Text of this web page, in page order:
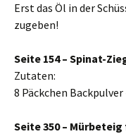
Erst das Öl in der
zugeben!
Seite 154 – Spinat-
Zutaten:
8 Päckchen
Seite 350 –